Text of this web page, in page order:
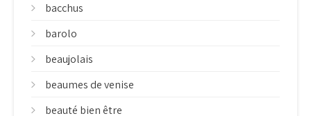
bacchus
barolo
beaujolais
beaumes de venise
beauté bien être